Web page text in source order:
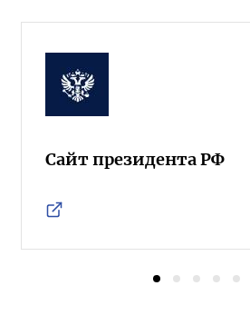
Сайт президента РФ